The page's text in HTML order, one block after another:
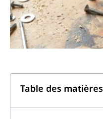
Table des matières